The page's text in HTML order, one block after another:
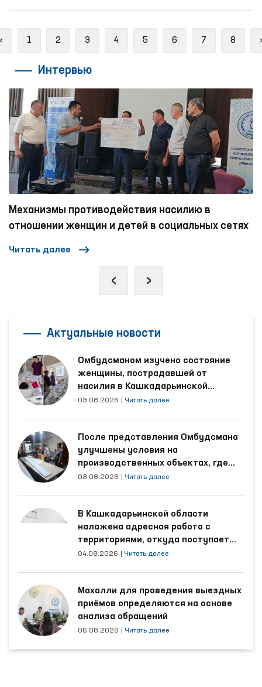
Previous
1 2 3 4 5 6 7 8
Интервью
Механизмы противодействия насилию в
отношении женщин и детей в социальных сетях
Читать далее
‹ ›
Актуальные новости
Омбудсманом изучено состояние
женщины, пострадавшей от
насилия в Кашкадарьинской
области
03.08.2026 Читать далее
После представления Омбудсмана
улучшены условия на
производственных объектах, где
трудятся осуждённые
03.08.2026 Читать далее
В Кашкадарьинской области
налажена адресная работа с
территориями, откуда поступает
наибольшее количество обращений
04.08.2026 Читать далее
Махалли для проведения выездных
приёмов определяются на основе
анализа обращений
06.08.2026 Читать далее